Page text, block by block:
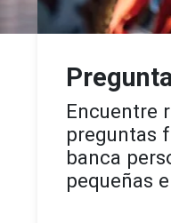
Encuentre
preguntas
banca
pequeñas